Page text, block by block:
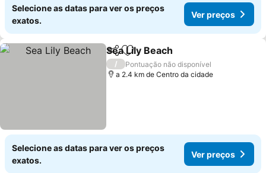
Selecione as datas para ver os preços
exatos.
Ver preços
PartilharAdicionar aos favoritos
Sea Lily Beach
/
Pontuação não disponível
a 2.4 km de Centro da cidade
Selecione as datas para ver os preços
exatos.
Ver preços